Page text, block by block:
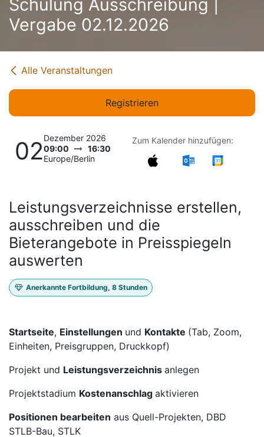
Schulung Ausschreibung |
Vergabe 02.12.2026
Alle Veranstaltungen
Registrieren
02Dezember 2026
09:00
16:30
Europe/Berlin
Zum Kalender hinzufügen:
Leistungsverzeichnisse erstellen,
ausschreiben und die
Bieterangebote in Preisspiegeln
auswerten
Anerkannte Fortbildung, 8 Stunden
Startseite, Einstellungen und Kontakte (Tab, Zoom,
Einheiten, Preisgruppen, Druckkopf)
Projekt und Leistungsverzeichnis anlegen
Projektstadium Kostenanschlag aktivieren
Positionen bearbeiten aus Quell-Projekten, DBD
STLB-Bau, STLK